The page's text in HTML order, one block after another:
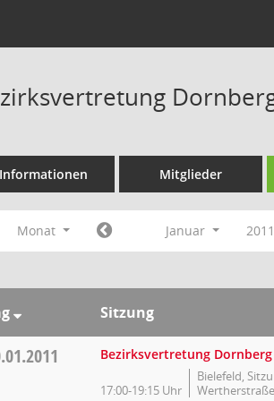
Informationen Mitglieder
Monat Januar 2011
Sitzung
Bezirksvertretung Dornberg
17:00-19:15 Uhr
Bielefeld,